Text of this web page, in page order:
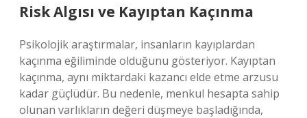
Risk Algısı ve Kayıptan Kaçınma
Psikolojik araştırmalar, insanların kayıplardan
kaçınma eğiliminde olduğunu gösteriyor. Kayıptan
kaçınma, aynı miktardaki kazancı elde etme arzusu
kadar güçlüdür. Bu nedenle, menkul hesapta sahip
olunan varlıkların değeri düşmeye başladığında,